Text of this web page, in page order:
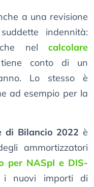
a una revisione
indennità:
che nel calcolare
conto di un
Lo stesso è
ad esempio per la
di Bilancio 2022 è
ammortizzatori
per NASpI e DIS-
i nuovi importi di